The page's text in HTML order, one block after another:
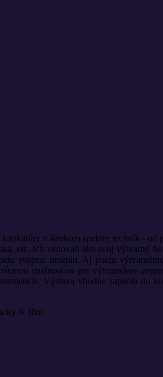
v širokom spektre techník - od
etc. ich venovali ako svoj výtvarný
svojmu umeniu. Aj poctu
možnosťou pre výtvarníkov
Výstava vhodne zapadla do